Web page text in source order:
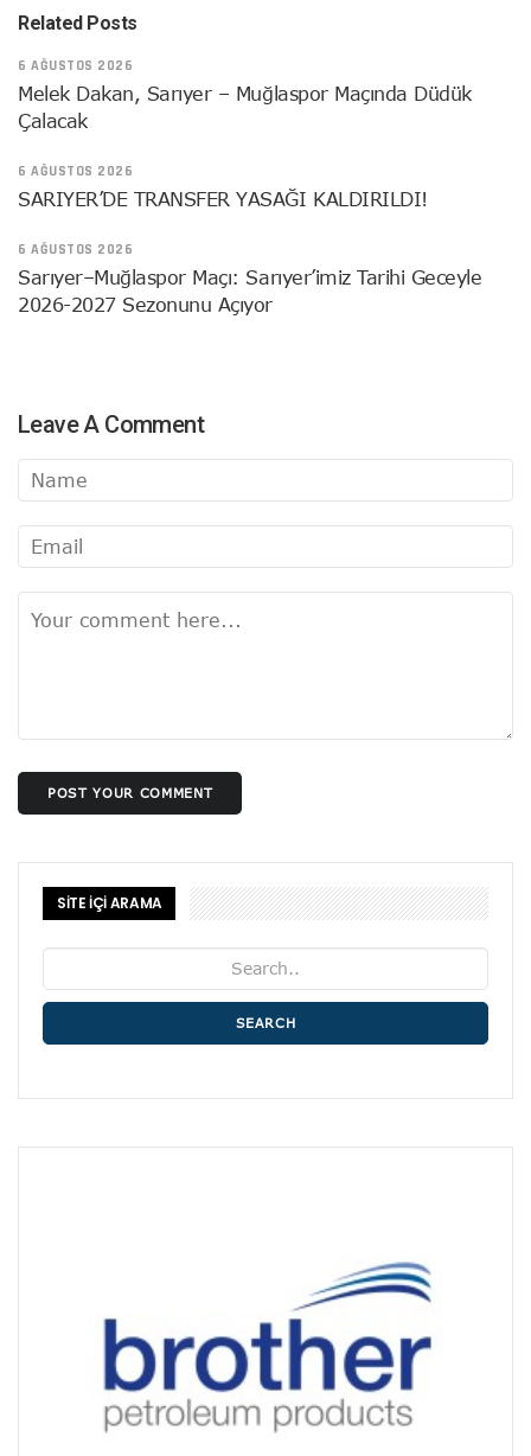
Related Posts
6 AĞUSTOS 2026
Melek Dakan, Sarıyer – Muğlaspor Maçında Düdük
Çalacak
6 AĞUSTOS 2026
SARIYER’DE TRANSFER YASAĞI KALDIRILDI!
6 AĞUSTOS 2026
Sarıyer–Muğlaspor Maçı: Sarıyer’imiz Tarihi Geceyle
2026-2027 Sezonunu Açıyor
Leave A Comment
POST YOUR COMMENT
SİTE İÇİ ARAMA
SEARCH